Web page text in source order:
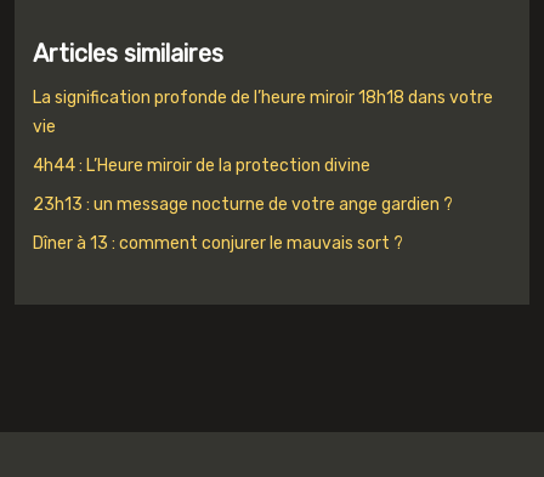
Articles similaires
La signification profonde de l’heure miroir 18h18 dans votre
vie
4h44 : L’Heure miroir de la protection divine
23h13 : un message nocturne de votre ange gardien ?
Dîner à 13 : comment conjurer le mauvais sort ?